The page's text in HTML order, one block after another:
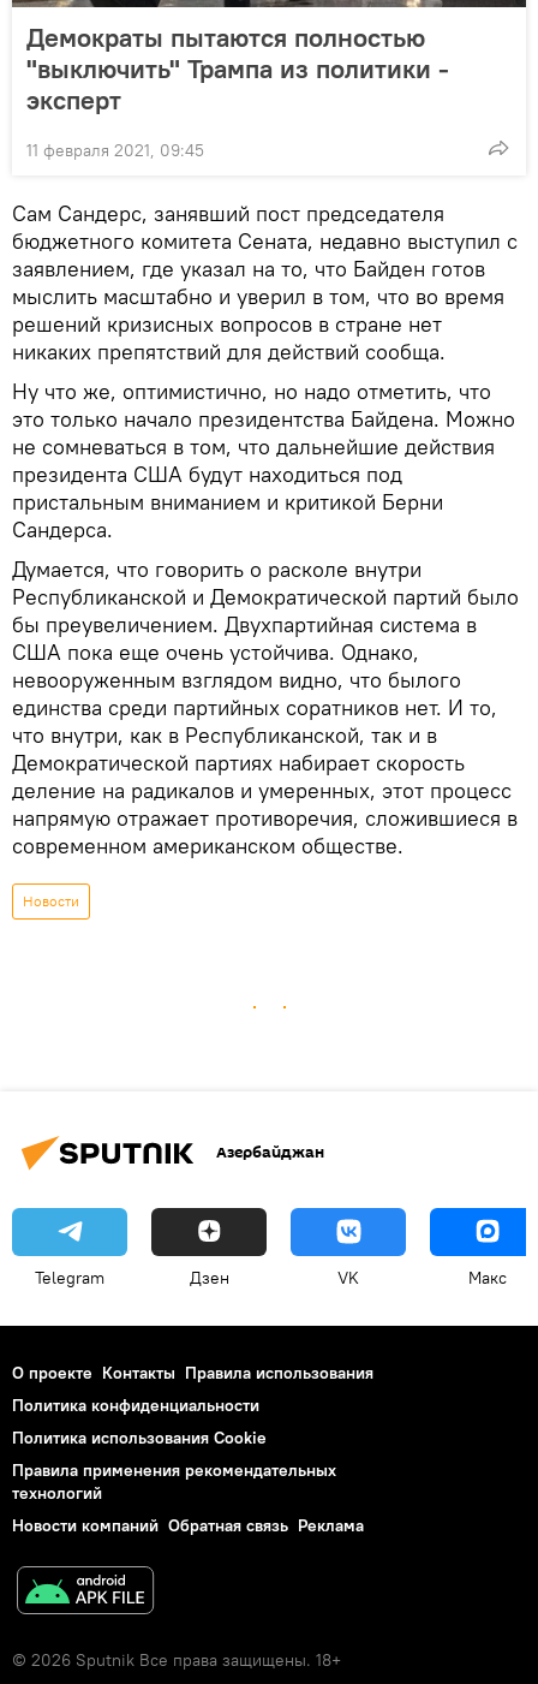
Демократы пытаются полностью
"выключить" Трампа из политики -
эксперт
11 февраля 2021, 09:45
Сам Сандерс, занявший пост председателя
бюджетного комитета Сената, недавно выступил с
заявлением, где указал на то, что Байден готов
мыслить масштабно и уверил в том, что во время
решений кризисных вопросов в стране нет
никаких препятствий для действий сообща.
Ну что же, оптимистично, но надо отметить, что
это только начало президентства Байдена. Можно
не сомневаться в том, что дальнейшие действия
президента США будут находиться под
пристальным вниманием и критикой Берни
Сандерса.
Думается, что говорить о расколе внутри
Республиканской и Демократической партий было
бы преувеличением. Двухпартийная система в
США пока еще очень устойчива. Однако,
невооруженным взглядом видно, что былого
единства среди партийных соратников нет. И то,
что внутри, как в Республиканской, так и в
Демократической партиях набирает скорость
деление на радикалов и умеренных, этот процесс
напрямую отражает противоречия, сложившиеся в
современном американском обществе.
Новости
Азербайджан
Telegram Дзен VK Макс
О проекте Контакты Правила использования
Политика конфиденциальности
Политика использования Cookie
Правила применения рекомендательных
технологий
Новости компаний Обратная связь Реклама
© 2026 Sputnik Все права защищены. 18+